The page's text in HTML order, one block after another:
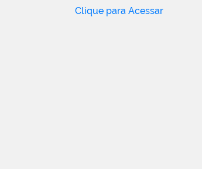
Clique para Acessar